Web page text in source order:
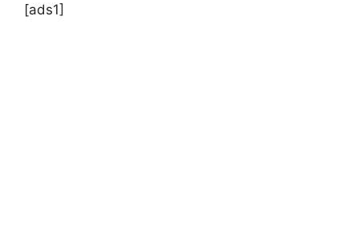
[ads1]